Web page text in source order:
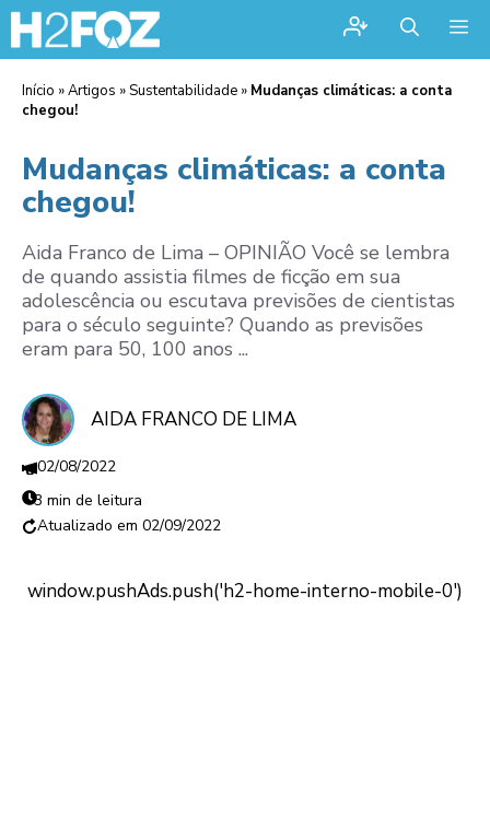
Início »Artigos »Sustentabilidade » Mudanças climáticas: a conta
chegou!
Mudanças climáticas: a conta
chegou!
Aida Franco de Lima – OPINIÃO Você se lembra
de quando assistia filmes de ficção em sua
adolescência ou escutava previsões de cientistas
para o século seguinte? Quando as previsões
eram para 50, 100 anos ...
AIDA FRANCO DE LIMA
02/08/2022
3 min de leitura
02/09/2022